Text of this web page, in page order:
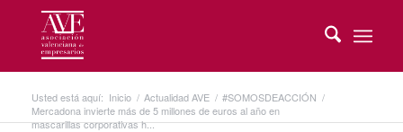
Usted está aquí: Inicio / Actualidad AVE / #SOMOSDEACCIÓN /
Mercadona invierte más de 5 millones de euros al año en
mascarillas corporativas h...